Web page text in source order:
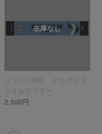
ジュビロ磐田 チルタリス
タオルマフラー
2,500円